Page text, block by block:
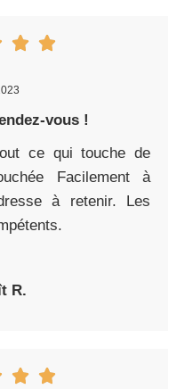
vous !
ce qui touche de
Facilement à
à retenir. Les
R.